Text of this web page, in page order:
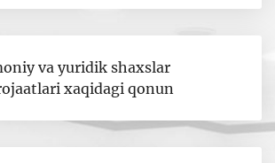
va yuridik shaxslar
xaqidagi qonun